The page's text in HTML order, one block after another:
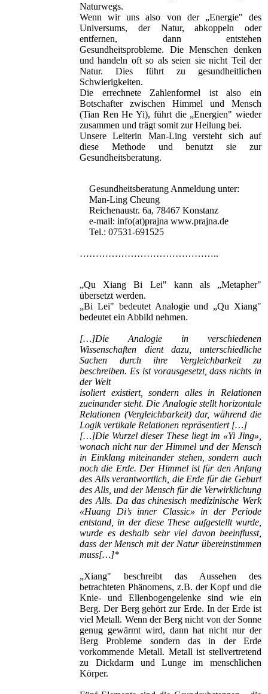
Naturwegs.
Wenn wir uns also von der „Energie" des
Universums, der Natur, abkoppeln oder
entfernen, dann entstehen
Gesundheitsprobleme. Die Menschen denken
und handeln oft so als seien sie nicht Teil der
Natur. Dies führt zu gesundheitlichen
Schwierigkeiten.
Die errechnete Zahlenformel ist also ein
Botschafter zwischen Himmel und Mensch
(Tian Ren He Yi), führt die „Energien" wieder
zusammen und trägt somit zur Heilung bei.
Unsere Leiterin Man-Ling versteht sich auf
diese Methode und benutzt sie zur
Gesundheitsberatung.
Gesundheitsberatung Anmeldung unter:
Man-Ling Cheung
Reichenaustr. 6a, 78467 Konstanz
e-mail: info(at)prajna www.prajna.de
Tel.: 07531-691525
……………………………………..
„Qu Xiang Bi Lei" kann als „Metapher"
übersetzt werden.
„Bi Lei" bedeutet Analogie und „Qu Xiang"
bedeutet ein Abbild nehmen.
[…]Die Analogie in verschiedenen
Wissenschaften dient dazu, unterschiedliche
Sachen durch ihre Vergleichbarkeit zu
beschreiben. Es ist vorausgesetzt, dass nichts in
der Welt
isoliert existiert, sondern alles in Relationen
zueinander steht. Die Analogie stellt horizontale
Relationen (Vergleichbarkeit) dar, während die
Logik vertikale Relationen repräsentiert […]
[…]Die Wurzel dieser These liegt im «Yi Jing»,
wonach nicht nur der Himmel und der Mensch
in Einklang miteinander stehen, sondern auch
noch die Erde. Der Himmel ist für den Anfang
des Alls verantwortlich, die Erde für die Geburt
des Alls, und der Mensch für die Verwirklichung
des Alls. Da das chinesisch medizinische Werk
«Huang Di’s inner Classic» in der Periode
entstand, in der diese These aufgestellt wurde,
wurde es deshalb sehr viel davon beeinflusst,
dass der Mensch mit der Natur übereinstimmen
muss[…]*
„Xiang" beschreibt das Aussehen des
betrachteten Phänomens, z.B. der Kopf und die
Knie- und Ellenbogengelenke sind wie ein
Berg. Der Berg gehört zur Erde. In der Erde ist
viel Metall. Wenn der Berg nicht von der Sonne
genug gewärmt wird, dann hat nicht nur der
Berg Probleme sondern das in der Erde
vorkommende Metall. Metall ist stellvertretend
zu Dickdarm und Lunge im menschlichen
Körper.